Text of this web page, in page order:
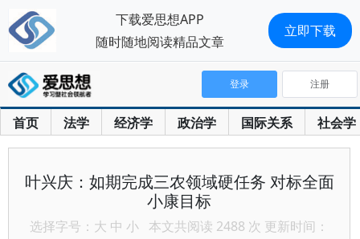
首页 法学 经济学 政治学 国际关系 社会学
登录 注册
叶兴庆：如期完成三农领域硬任务 对标全面
小康目标
选择字号： 大 中 小 本文共阅读 2488 次 更新时间：
下载爱思想APP
随时随地阅读精品文章
立即下载